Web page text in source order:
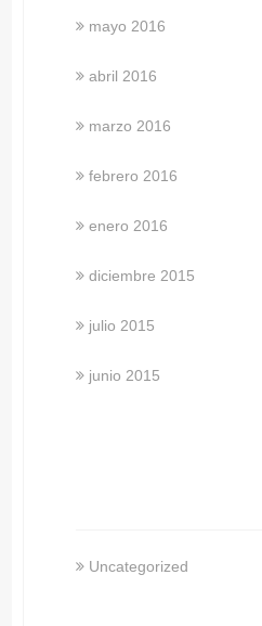
mayo 2016
abril 2016
marzo 2016
febrero 2016
enero 2016
diciembre 2015
julio 2015
junio 2015
Uncategorized